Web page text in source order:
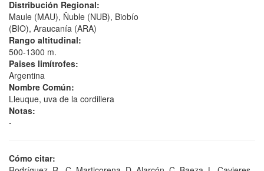
Distribución Regional:
Maule (MAU), Ñuble (NUB), Biobío
(BIO), Araucanía (ARA)
Rango altitudinal:
500-1300 m.
Paises limítrofes:
Argentina
Nombre Común:
Lleuque, uva de la cordillera
Notas:
-
Cómo citar: